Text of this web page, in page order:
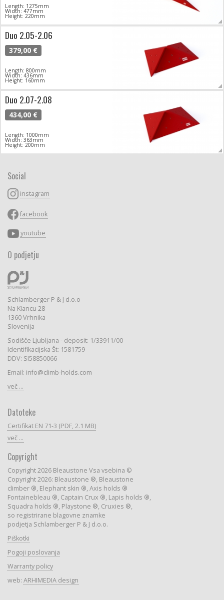
Length: 1275mm
Width: 477mm
Height: 220mm
Duo 2.05-2.06
379,00 €
Length: 800mm
Width: 436mm
Height: 160mm
Duo 2.07-2.08
434,00 €
Length: 1000mm
Width: 363mm
Height: 200mm
Social
instagram
facebook
youtube
O podjetju
Schlamberger P & J d.o.o
Na Klancu 28
1360 Vrhnika
Slovenija
Sodišče Ljubljana - deposit: 1/33911/00
Identifikacijska Št: 1581759
DDV: SI58850066
Email: info@climb-holds.com
več ...
Datoteke
Certifikat EN 71-3 (PDF, 2.1 MB)
več ...
Copyright
Copyright 2026 Bleaustone Vsa vsebina ©
Copyright 2026: Bleaustone ®, Bleaustone
climber ®, Elephant skin ®, Axis holds ®
Fontainebleau ®, Captain Crux ®, Lapis holds ®,
Squadra holds ®, Playstone ®, Cruxies ®,
so registrirane blagovne znamke
podjetja Schlamberger P & J d.o.o.
Piškotki
Pogoji poslovanja
Warranty policy
web: ARHIMEDIA design